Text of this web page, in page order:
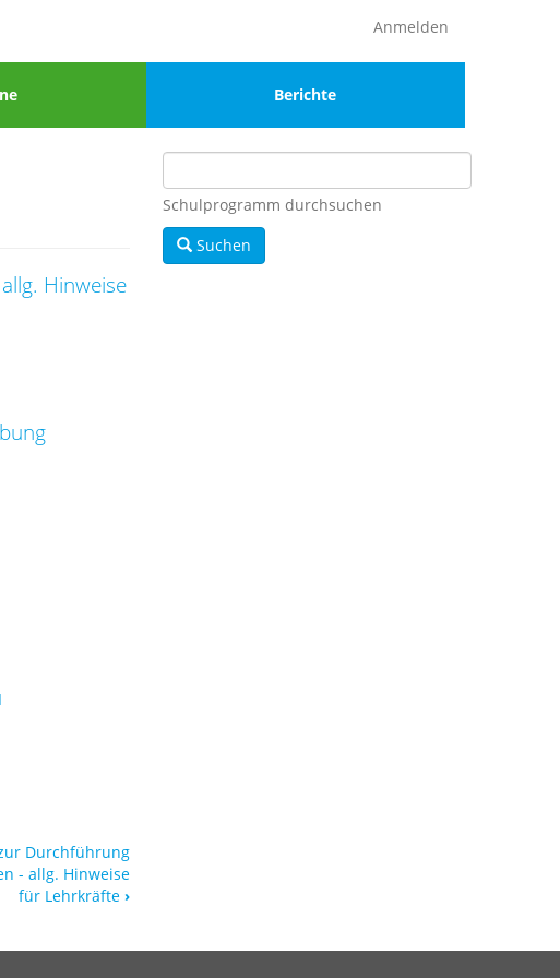
Anmelden
4
Berichte
Hinweise
Durchführung
- allg. Hinweise
für Lehrkräfte ›
Schulprogramm durchsuchen
Suchen